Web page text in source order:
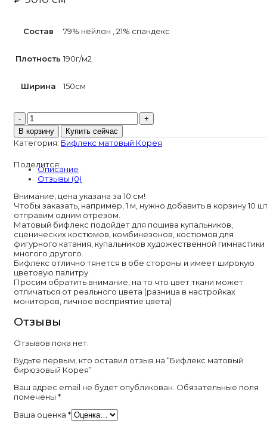
Состав 79% нейлон 21% спандекс
Плотность 190г/м2
Ширина 150см
Количество
товара
Бифлекс
матовый
Корея
В корзину Купить сейчас
Категория: Бифлекс матовый Корея
Поделится:
Описание
Отзывы (0)
Внимание, цена указана за 10 см!
Чтобы заказать, например, 1 м, нужно добавить в корзину 10
отправим одним отрезом.
Матовый бифлекс подойдет для пошива купальников,
сценических костюмов, комбинезонов, костюмов для
фигурного катания, купальников художественной гимнастики
многого другого.
Бифлекс отлично тянется в обе стороны и имеет широкую
цветовую палитру.
Просим обратить внимание, на то что цвет ткани может
отличаться от реального цвета (разница в настройках
мониторов, личное восприятие цвета)
Отзывы
Отзывов пока нет.
Будьте первым, кто оставил отзыв на “Бифлекс матовый
бирюзовый Корея”
Ваш адрес email не будет опубликован. Обязательные поля
помечены *
Ваша оценка *